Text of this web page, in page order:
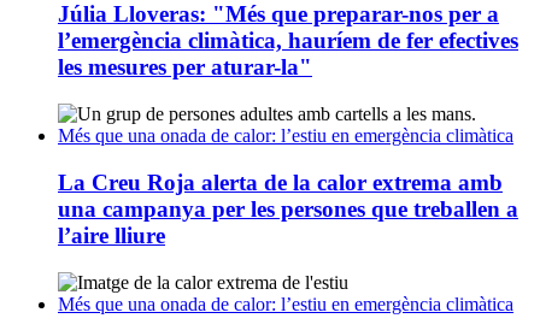
Júlia Lloveras: "Més que preparar-nos per a
l’emergència climàtica, hauríem de fer efectives
les mesures per aturar-la"
Més que una onada de calor: l’estiu en emergència climàtica
La Creu Roja alerta de la calor extrema amb
una campanya per les persones que treballen a
l’aire lliure
Més que una onada de calor: l’estiu en emergència climàtica